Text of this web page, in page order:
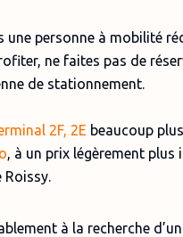
une personne à mobilité
ne faites pas de
de stationnement.
2F, 2E beaucoup
, à un prix légèrement
Roissy.
à la recherche d’un